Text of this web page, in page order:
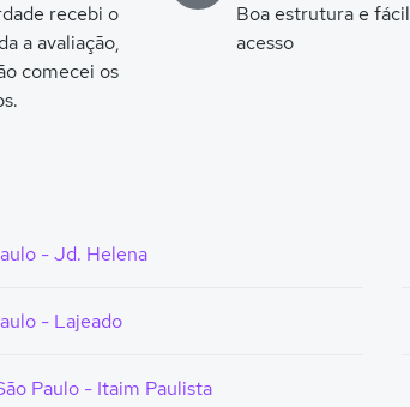
recebi o
a avaliação,
comecei os
Boa estrutura e fácil
acesso
- Jd. Helena
- Lajeado
Paulo - Itaim Paulista